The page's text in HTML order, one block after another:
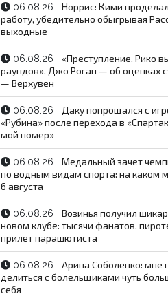
06.08.26
Норрис: Кими
работу, убедительно обыгрывая
выходные
06.08.26
«Преступление, Рико
раундов». Джо Роган — об оценках
— Верхувен
06.08.26
Даку попрощался с
«Рубина» после перехода в
мой номер»
06.08.26
Медальный зачет
по водным видам спорта: на каком
6 августа
06.08.26
Возинья получил
новом клубе: тысячи фанатов,
прилет парашютиста
06.08.26
Арина Соболенко: мне
делиться с болельщиками чуть
себя